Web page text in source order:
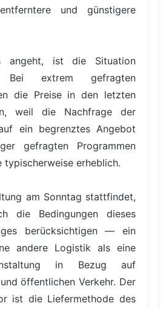
und günstigere
angeht, ist die Situation
Bei extrem gefragten
die Preise in den letzten
weil die Nachfrage der
ein begrenztes Angebot
gefragten Programmen
typischerweise erheblich.
am Sonntag stattfindet,
die Bedingungen dieses
berücksichtigen — ein
andere Logistik als eine
in Bezug auf
öffentlichen Verkehr. Der
ist die Liefermethode des